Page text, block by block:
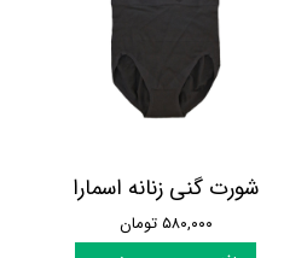
شورت گنی زنانه اسمارا
۵۸۰,۰۰۰ تومان